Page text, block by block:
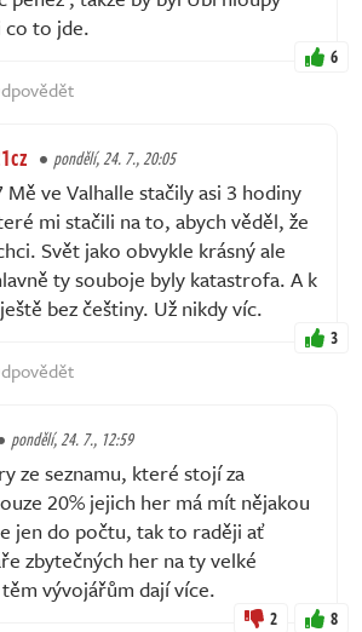
co to jde.
6
pondělí, 24. 7., 20:05
Mě ve Valhalle stačily asi 3 hodiny
mi stačili na to, abych věděl, že
Svět jako obvykle krásný ale
ty souboje byly katastrofa. A k
bez češtiny. Už nikdy víc.
3
pondělí, 24. 7., 12:59
ze seznamu, které stojí za
20% jejich her má mít nějakou
jen do počtu, tak to raději ať
zbytečných her na ty velké
vývojářům dají více.
2 8